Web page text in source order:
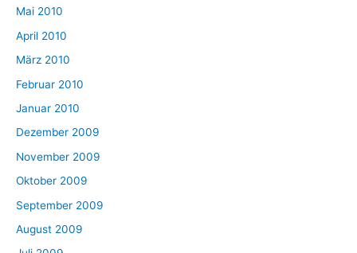
Mai 2010
April 2010
März 2010
Februar 2010
Januar 2010
Dezember 2009
November 2009
Oktober 2009
September 2009
August 2009